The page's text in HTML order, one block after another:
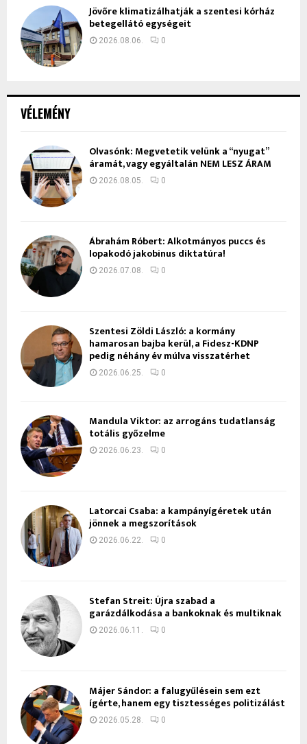
VÉLEMÉNY
Olvasónk: Megvetetik velünk a “nyugat”
áramát, vagy egyáltalán NEM LESZ ÁRAM
2026.08.05. 0
Ábrahám Róbert: Alkotmányos puccs és
lopakodó jakobinus diktatúra!
2026.07.08. 0
Szentesi Zöldi László: a kormány
hamarosan bajba kerül, a Fidesz-KDNP
pedig néhány év múlva visszatérhet
2026.06.25. 0
Mandula Viktor: az arrogáns tudatlanság
totális győzelme
2026.06.23. 0
Latorcai Csaba: a kampányígéretek után
jönnek a megszorítások
2026.06.22. 0
Stefan Streit: Újra szabad a
garázdálkodása a bankoknak és multiknak
2026.06.11. 0
Májer Sándor: a falugyűlésein sem ezt
ígérte, hanem egy tisztességes politizálást
2026.05.28. 0
Jövőre klimatizálhatják a szentesi kórház
betegellátó egységeit
2026.08.06. 0